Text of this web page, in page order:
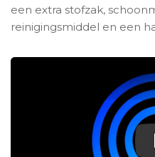
een extra stofzak,
reinigingsmiddel en een